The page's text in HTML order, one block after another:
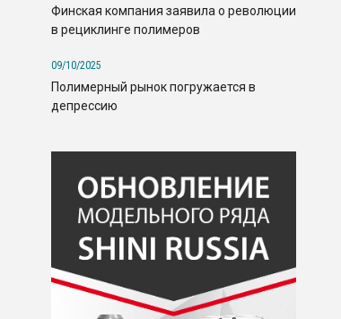
Финская компания заявила о революции
в рециклинге полимеров
09/10/2025
Полимерный рынок погружается в
депрессию